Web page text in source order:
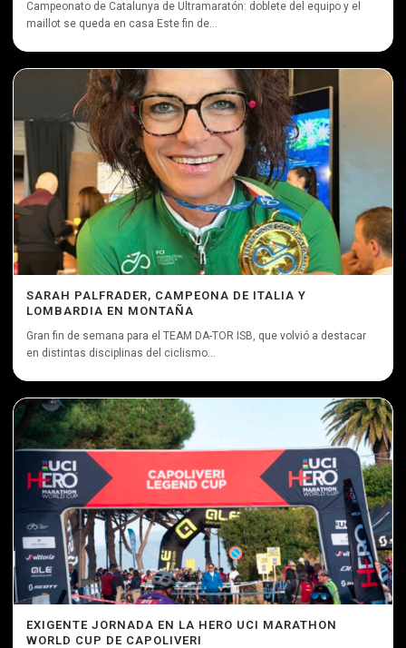
Campeonato de Catalunya de Ultramaratón: doblete del equipo y el
maillot se queda en casa Este fin de...
SARAH PALFRADER, CAMPEONA DE ITALIA Y
LOMBARDIA EN MONTAÑA
Gran fin de semana para el TEAM DA-TOR ISB, que volvió a destacar
en distintas disciplinas del ciclismo...
EXIGENTE JORNADA EN LA HERO UCI MARATHON
WORLD CUP DE CAPOLIVERI